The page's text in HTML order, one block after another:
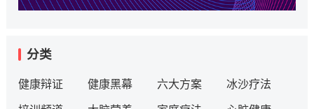
分类
健康辩证 健康黑幕 六大方案 冰沙疗法